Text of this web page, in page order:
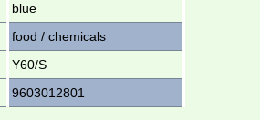
blue
food / chemicals
Y60/S
9603012801